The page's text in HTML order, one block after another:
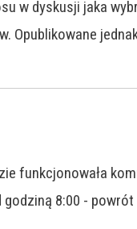
w dyskusji jaka
Opublikowane
funkcjonowała
8:00 -